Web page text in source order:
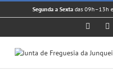
Skip
Segunda a Sextadas 09h–13h